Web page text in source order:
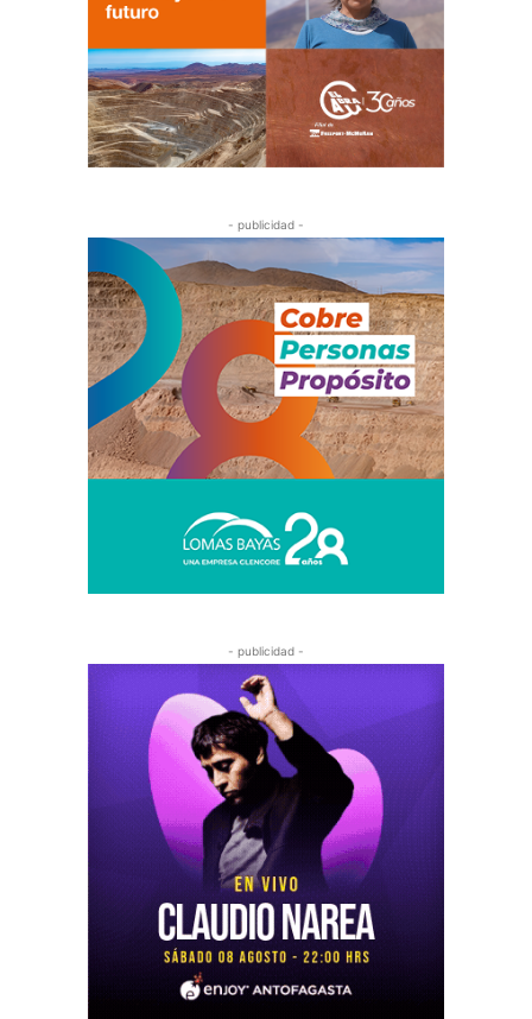
- publicidad -
- publicidad -